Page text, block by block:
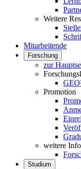
Weitere
Mitarbeitende
Forschung
zur
Promotion
weitere
Studium